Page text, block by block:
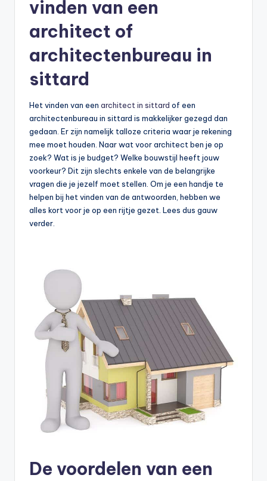
vinden van een
architect of
architectenbureau in
sittard
Het vinden van een architect in sittard of een
architectenbureau in sittard is makkelijker gezegd dan
gedaan. Er zijn namelijk talloze criteria waar je rekening
mee moet houden. Naar wat voor architect ben je op
zoek? Wat is je budget? Welke bouwstijl heeft jouw
voorkeur? Dit zijn slechts enkele van de belangrijke
vragen die je jezelf moet stellen. Om je een handje te
helpen bij het vinden van de antwoorden, hebben we
alles kort voor je op een rijtje gezet. Lees dus gauw
verder.
De voordelen van een